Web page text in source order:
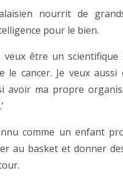
nourrit de
pour le bien.
être un
le cancer. Je veux
avoir ma propre
comme un enfant
au basket et donner